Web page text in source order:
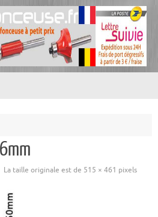
La taille originale est de 515 × 461 pixels